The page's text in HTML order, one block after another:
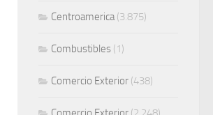
Centroamerica(3.875)
Combustibles (1)
Comercio Exterior (438)